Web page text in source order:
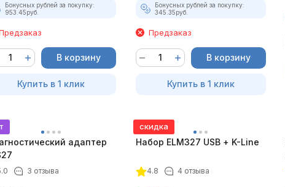
Бонусных рублей за покупку:
953.45руб.
В корзину
Купить в 1 клик
Бонусных рублей за покупку:
345.35руб.
Предзаказ
В корзину
Купить в 1 клик
адаптер
3 отзыва
скидка
Набор ELM327 USB + K-Line
4.8 4 отзыва